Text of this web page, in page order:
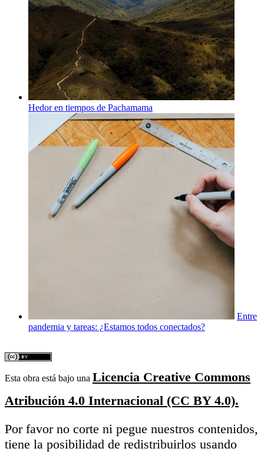
Hedor en tiempos de Pachamama
Entre
pandemia y tareas: ¿Estamos todos conectados?
Esta obra está bajo una Licencia Creative Commons
Atribución 4.0 Internacional (CC BY 4.0).
Por favor no corte ni pegue nuestros contenidos,
tiene la posibilidad de redistribuirlos usando